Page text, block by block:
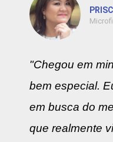
"Chegou em
bem especial.
em busca do
que realmente